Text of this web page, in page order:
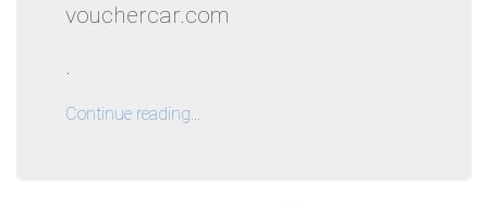
vouchercar.com
Continue reading...